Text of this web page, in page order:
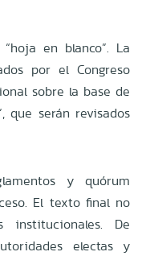
en blanco”. La
por el Congreso
sobre la base de
que serán revisados
y quórum
El texto final no
institucionales. De
electas y